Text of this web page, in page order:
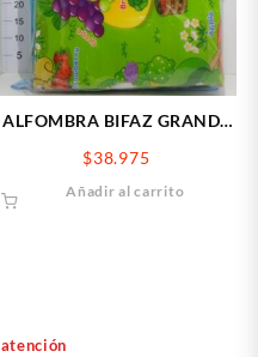
ALFOMBRA BIFAZ GRANDE
$38.975
Añadir al carrito